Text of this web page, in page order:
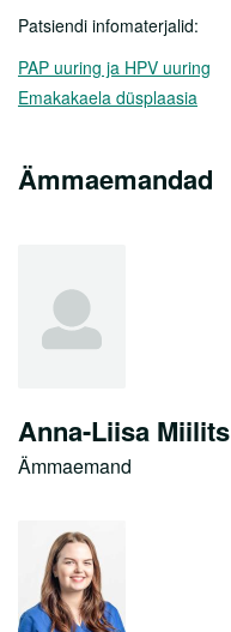
Patsiendi infomaterjalid:
PAP uuring ja HPV uuring
Emakakaela düsplaasia
Ämmaemandad
Anna-Liisa Miilits
Ämmaemand